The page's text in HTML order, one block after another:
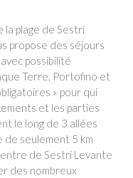
la plage de Sestri
propose des séjours
possibilité
Terre, Portofino et
» pour qui
et les parties
le long de 3 allées
de seulement 5 km
de Sestri Levante
des nombreux